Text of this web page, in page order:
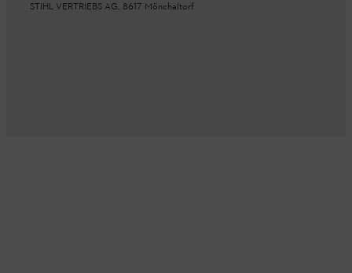
STIHL VERTRIEBS AG, 8617 Mönchaltorf